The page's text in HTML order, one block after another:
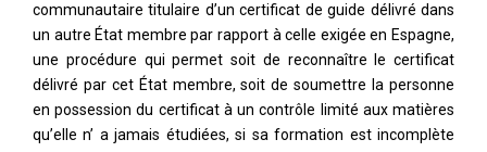
communautaire titulaire d’un certificat de guide délivré dans
un autre État membre par rapport à celle exigée en Espagne,
une procédure qui permet soit de reconnaître le certificat
délivré par cet État membre, soit de soumettre la personne
en possession du certificat à un contrôle limité aux matières
qu’elle n’ a jamais étudiées, si sa formation est incomplète